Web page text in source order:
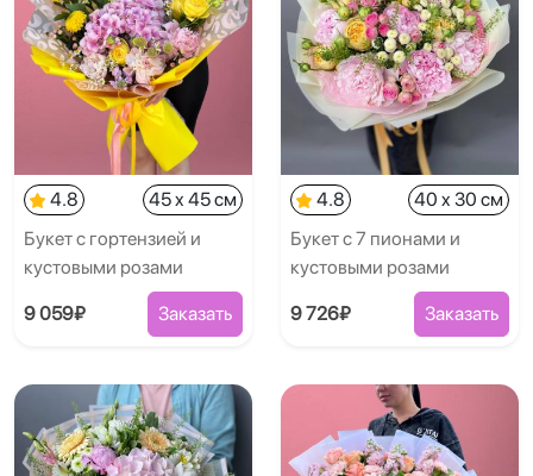
4.8
45 x 45 см
Букет с гортензией и
кустовыми розами
9 059₽ Заказать
4.8
40 x 30 см
Букет с 7 пионами и
кустовыми розами
9 726₽ Заказать